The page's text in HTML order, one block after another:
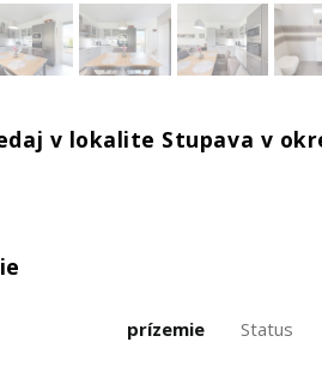
v lokalite Stupava v
prízemie Status